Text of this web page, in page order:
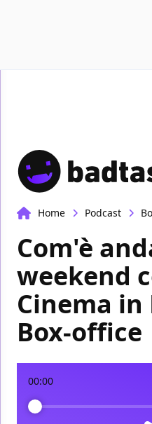
Home Podcast
Com'è
weekend
Cinema in
Box-office
00:00